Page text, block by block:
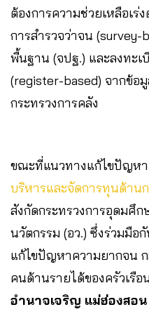
ต้องการความช่วยเหลือเร่
การสำรวจว่าจน (survey-
พื้นฐาน (จปฐ.) และลงทะเ
(register-based) จากข้อ
กระทรวงการคลัง
ขณะที่แนวทางแก้ไขปัญหา
บริหารและจัดการทุนด้า
สังกัดกระทรวงการอุดมศึ
นวัตกรรม (อว.) ซึ่งร่วมมือ
แก้ไขปัญหาความยากจน
คนด้านรายได้ของครัวเรื
อำนาจเจริญ แม่ฮ่องสอ